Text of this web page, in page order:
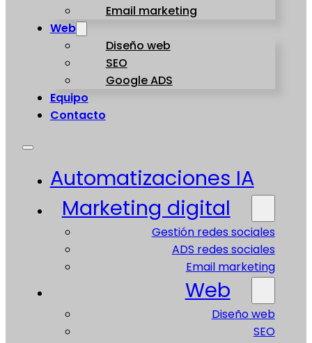
Email marketing
Web
Diseño web
SEO
Google ADS
Equipo
Contacto
Automatizaciones IA
Marketing digital
Gestión redes sociales
ADS redes sociales
Email marketing
Web
Diseño web
SEO